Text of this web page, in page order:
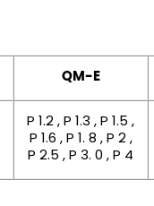
QM-E
P 1.2 , P 1.3 , P 1.5 ,
P 1.6 , P 1. 8 , P 2 ,
P 2.5 , P 3. 0 , P 4